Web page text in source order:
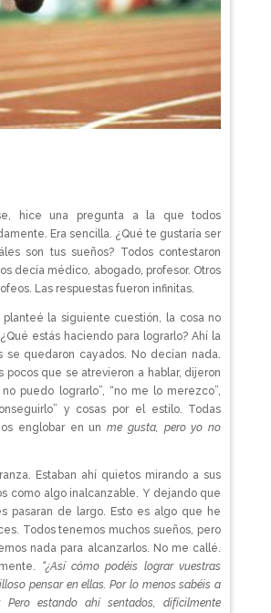
hice una pregunta a la que todos
Era sencilla. ¿Qué te gustaría ser
son tus sueños? Todos contestaron
decía médico, abogado, profesor. Otros
Las respuestas fueron infinitas.
planteé la siguiente cuestión, la cosa no
estás haciendo para lograrlo? Ahí la
se quedaron cayados. No decían nada.
pocos que se atrevieron a hablar, dijeron
puedo lograrlo”, “no me lo merezco”,
y cosas por el estilo. Todas
englobar en unme gusta, pero yo no
Estaban ahí quietos mirando a sus
como algo inalcanzable. Y dejando que
pasaran de largo. Esto es algo que he
Todos tenemos muchos sueños, pero
nada para alcanzarlos. No me callé.
“¿Así cómo podéis lograr vuestras
pensar en ellas. Por lo menos sabéis a
Pero estando ahí sentados, difícilmente